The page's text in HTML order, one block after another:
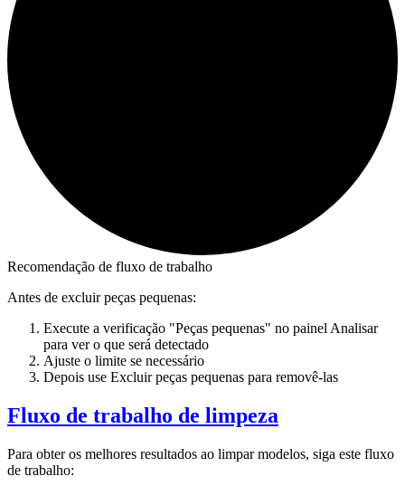
Recomendação de fluxo de trabalho
Antes de excluir peças pequenas:
Execute a verificação "Peças pequenas" no painel Analisar
para ver o que será detectado
Ajuste o limite se necessário
Depois use Excluir peças pequenas para removê-las
Fluxo de trabalho de limpeza
Para obter os melhores resultados ao limpar modelos, siga este fluxo
de trabalho: